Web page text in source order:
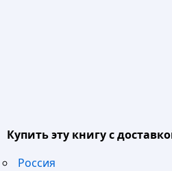
Купить эту книгу с
Россия